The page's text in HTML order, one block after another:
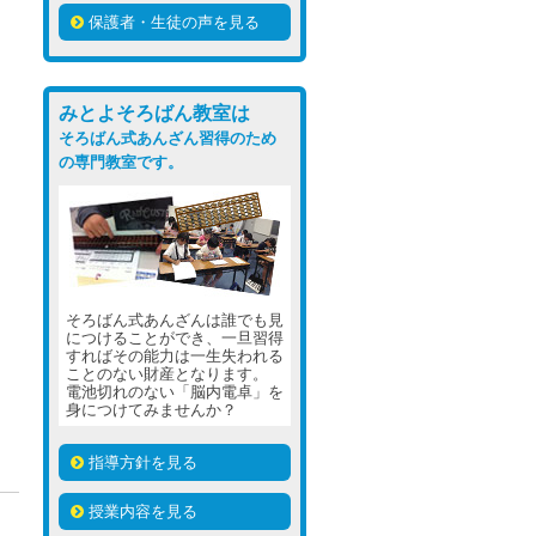
保護者・生徒の声を見る
みとよそろばん教室は
そろばん式あんざん習得のため
の専門教室です。
そろばん式あんざんは誰でも見
につけることができ、一旦習得
すればその能力は一生失われる
ことのない財産となります。
電池切れのない「脳内電卓」を
身につけてみませんか？
指導方針を見る
授業内容を見る